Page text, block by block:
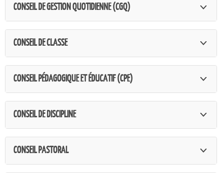
CONSEIL DE GESTION QUOTIDIENNE (CGQ)
CONSEIL DE CLASSE
CONSEIL PÉDAGOGIQUE ET ÉDUCATIF (CPE)
CONSEIL DE DISCIPLINE
CONSEIL PASTORAL